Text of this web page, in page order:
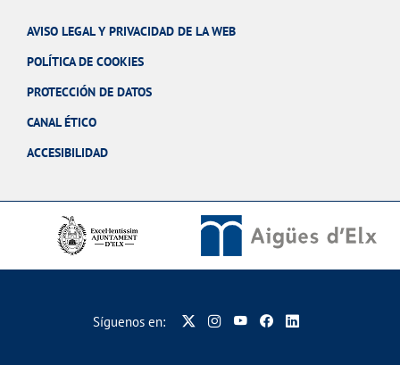
AVISO LEGAL Y PRIVACIDAD DE LA WEB
POLÍTICA DE COOKIES
PROTECCIÓN DE DATOS
CANAL ÉTICO
ACCESIBILIDAD
Síguenos en: